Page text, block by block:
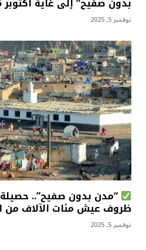
نوفمبر 5, 2025
“مدن بدون صفيح”..
ظروف عيش مئات الآلاف من
نوفمبر 5, 2025